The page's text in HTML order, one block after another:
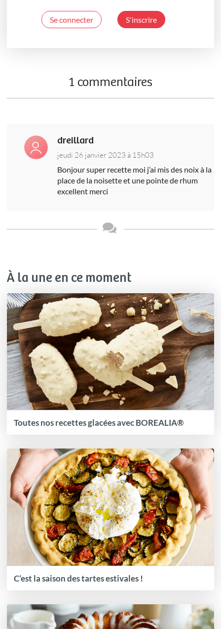
Se connecter S'inscrire
1 commentaires
dreillard
jeudi 26 janvier 2023 à 15h03
Bonjour super recette moi j’ai mis des noix à la
place de la noisette et une pointe de rhum
excellent merci
À la une en ce moment
Toutes nos recettes glacées avec BOREALIA®
C’est la saison des tartes estivales !